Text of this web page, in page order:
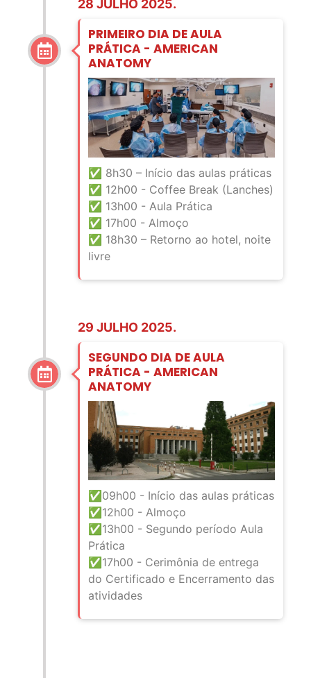
28 JULHO 2025.
PRIMEIRO DIA DE AULA
PRÁTICA - AMERICAN
ANATOMY
✅ 8h30 – Início das aulas práticas
✅ 12h00 - Coffee Break (Lanches)
✅ 13h00 - Aula Prática
✅ 17h00 - Almoço
✅ 18h30 – Retorno ao hotel, noite
livre
29 JULHO 2025.
SEGUNDO DIA DE AULA
PRÁTICA - AMERICAN
ANATOMY
✅09h00 - Início das aulas práticas
✅12h00 - Almoço
✅13h00 - Segundo período Aula
Prática
✅17h00 - Cerimônia de entrega
do Certificado e Encerramento das
atividades